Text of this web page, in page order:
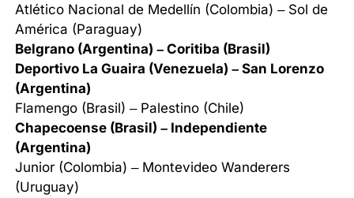
Atlético Nacional de Medellín (Colombia) – Sol de
América (Paraguay)
Belgrano (Argentina) – Coritiba (Brasil)
Deportivo La Guaira (Venezuela) – San Lorenzo
(Argentina)
Flamengo (Brasil) – Palestino (Chile)
Chapecoense (Brasil) – Independiente
(Argentina)
Junior (Colombia) – Montevideo Wanderers
(Uruguay)